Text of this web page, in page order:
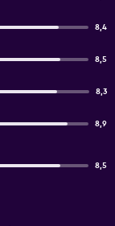
8,4
8,5
8,3
8,9
8,5